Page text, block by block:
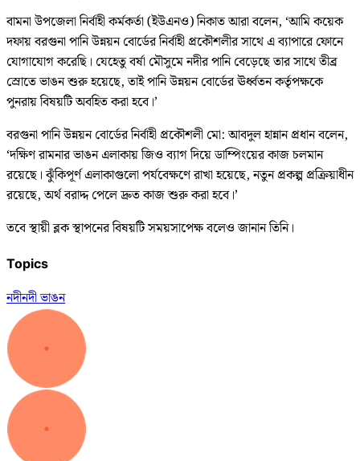
বামনা উপজেলা নির্বাহী কর্মকর্তা (ইউএনও) নিকাত আরা বলেন, ‘আমি কয়েক
দফায় বরগুনা পানি উন্নয়ন বোর্ডের নির্বাহী প্রকৌশলীর সাথে এ ব্যাপারে ফোনে
যোগাযোগ করেছি। যেহেতু বর্ষা মৌসুমে নদীর পানি বেড়েছে তার সাথে তীব্র
স্রোতে ভাঙন শুরু হয়েছে, তাই পানি উন্নয়ন বোর্ডের ঊর্ধ্বতন কর্তৃপক্ষকে
পুনরায় বিষয়টি অবহিত করা হবে।’
বরগুনা পানি উন্নয়ন বোর্ডের নির্বাহী প্রকৌশলী মো: আবদুল হান্নান প্রধান বলেন,
‘দক্ষিণ রামনার ভাঙন এলাকায় জিও ব্যাগ দিয়ে ডাম্পিংয়ের কাজ চলমান
রয়েছে। ঝুঁকিপূর্ণ এলাকাগুলো পর্যবেক্ষণে রাখা হয়েছে, নতুন প্রকল্প প্রক্রিয়াধীন
রয়েছে, অর্থ বরাদ্দ পেলে দ্রুত কাজ শুরু করা হবে।’
তবে স্থায়ী ব্লক স্থাপনের বিষয়টি সময়সাপেক্ষ বলেও জানান তিনি।
Topics
নদীনদী ভাঙন